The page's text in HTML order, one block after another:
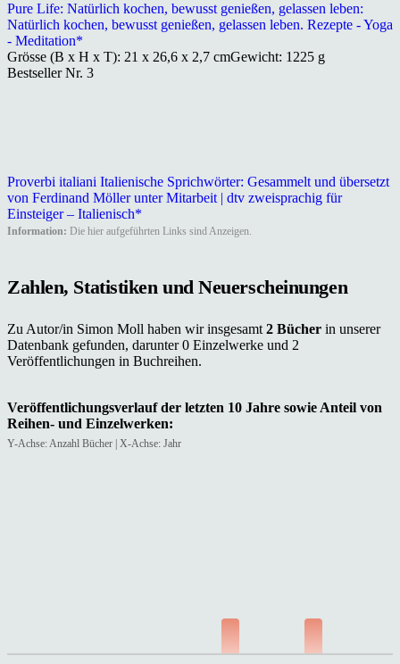
Pure Life: Natürlich kochen, bewusst genießen, gelassen leben:
Natürlich kochen, bewusst genießen, gelassen leben. Rezepte - Yoga
- Meditation*
Grösse (B x H x T): 21 x 26,6 x 2,7 cmGewicht: 1225 g
Bestseller Nr. 3
Proverbi italiani Italienische Sprichwörter: Gesammelt und übersetzt
von Ferdinand Möller unter Mitarbeit | dtv zweisprachig für
Einsteiger – Italienisch*
Information: Die hier aufgeführten Links sind Anzeigen.
Zahlen, Statistiken und Neuerscheinungen
Zu Autor/in Simon Moll haben wir insgesamt2 Bücher in unserer
Datenbank gefunden, darunter 0 Einzelwerke und 2
Veröffentlichungen in Buchreihen.
Veröffentlichungsverlauf der letzten 10 Jahre sowie Anteil von
Reihen- und Einzelwerken:
Y-Achse: Anzahl Bücher | X-Achse: Jahr